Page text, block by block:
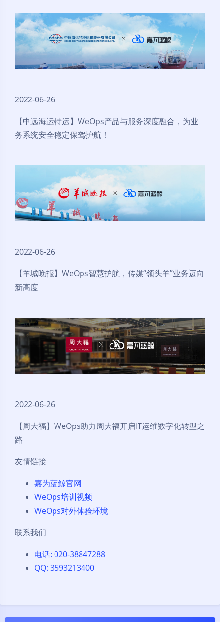
Sans Serif Serif
2022-06-26
【中远海运特运】WeOps产品与服务深度融合，为业
务系统安全稳定保驾护航！
2022-06-26
【羊城晚报】WeOps智慧护航，传媒“领头羊”业务迈向
新高度
2022-06-26
【周大福】WeOps助力周大福开启IT运维数字化转型之
路
友情链接
嘉为蓝鲸官网
WeOps培训视频
WeOps对外体验环境
联系我们
电话: 020-38847288
QQ: 3593213400